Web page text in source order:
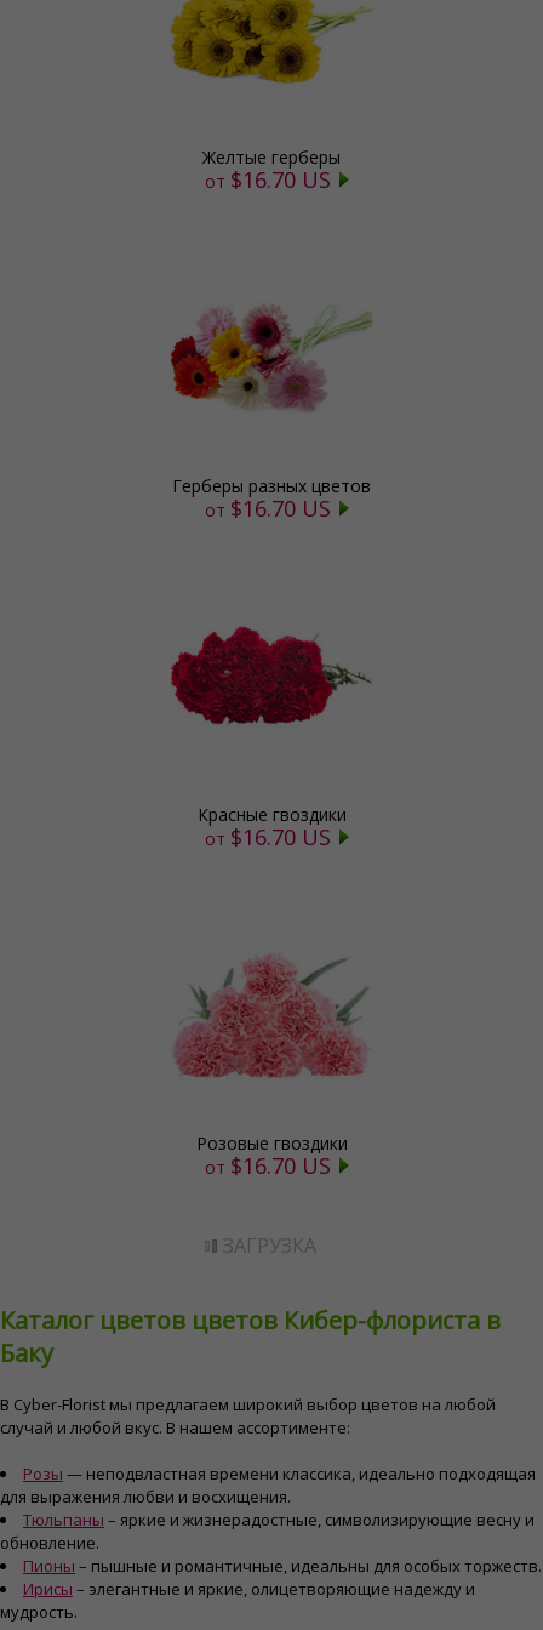
Желтые герберы
от $16.70 US
Герберы разных цветов
от $16.70 US
Красные гвоздики
от $16.70 US
Розовые гвоздики
от $16.70 US
ЗАГРУЗКА
Каталог цветов цветов Кибер-флориста в
Баку
В Cyber-Florist мы предлагаем широкий выбор цветов на любой
случай и любой вкус. В нашем ассортименте:
Розы — неподвластная времени классика, идеально подходящая
для выражения любви и восхищения.
Тюльпаны – яркие и жизнерадостные, символизирующие весну и
обновление.
Пионы – пышные и романтичные, идеальны для особых торжеств.
Ирисы – элегантные и яркие, олицетворяющие надежду и
мудрость.